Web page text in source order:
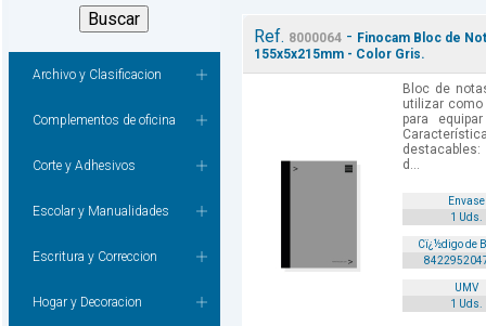
Archivo y Clasificacion
Complementos de oficina
Corte y Adhesivos
Escolar y Manualidades
Escritura y Correccion
Hogar y Decoracion
Ref. 8000064- Finocam Bloc de
155x5x215mm - Color Gris.
Bloc de
utilizar como
para
d...
Envase
1 Uds.
Cï¿½digo de
UMV
1 Uds.